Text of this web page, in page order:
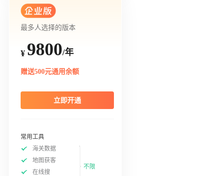
最多人选择的版本
¥ 9800/年
赠送500元通用余额
立即开通
常用工具
海关数据
地图获客
在线搜
不限